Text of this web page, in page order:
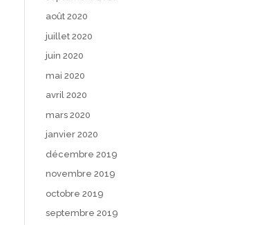
août 2020
juillet 2020
juin 2020
mai 2020
avril 2020
mars 2020
janvier 2020
décembre 2019
novembre 2019
octobre 2019
septembre 2019